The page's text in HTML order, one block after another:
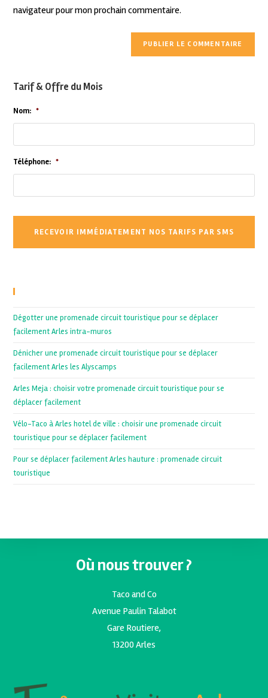
navigateur pour mon prochain commentaire.
Tarif & Offre du Mois
Nom: *
Téléphone: *
Dégotter une promenade circuit touristique pour se déplacer
facilement Arles intra-muros
Dénicher une promenade circuit touristique pour se déplacer
facilement Arles les Alyscamps
Arles Meja : choisir votre promenade circuit touristique pour se
déplacer facilement
Vélo-Taco à Arles hotel de ville : choisir une promenade circuit
touristique pour se déplacer facilement
Pour se déplacer facilement Arles hauture : promenade circuit
touristique
Où nous trouver ?
Taco and Co
Avenue Paulin Talabot
Gare Routiere,
13200 Arles